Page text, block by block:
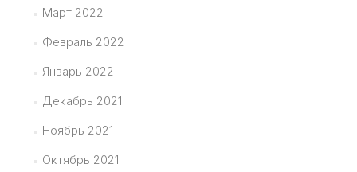
Март 2022
Февраль 2022
Январь 2022
Декабрь 2021
Ноябрь 2021
Октябрь 2021